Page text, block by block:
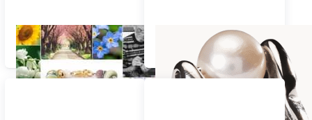
Trollbeads Kollektionen
Silber mit Glas - Stein -
Perle